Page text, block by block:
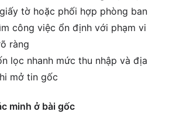
tờ hoặc phối hợp phòng ban
công việc ổn định với phạm vi
ràng
lọc nhanh mức thu nhập và địa
mở tin gốc
minh ở bài gốc